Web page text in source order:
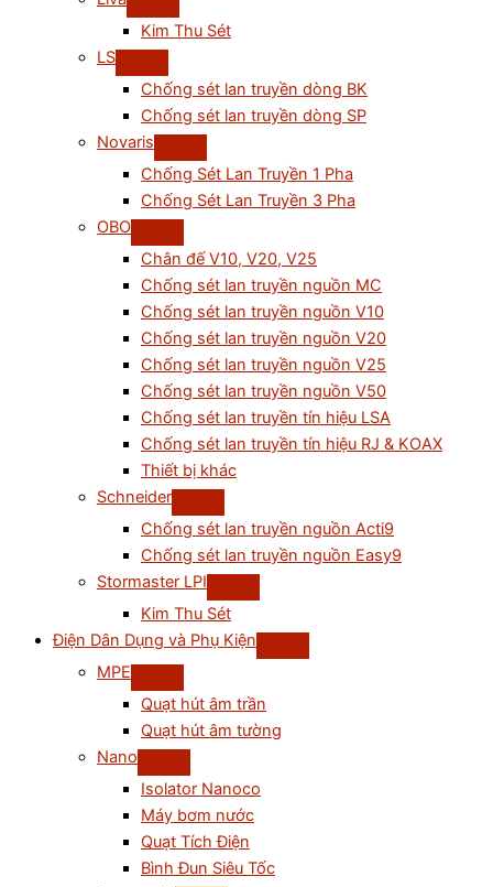
Kim Thu Sét
LS
Chống sét lan truyền dòng BK
Chống sét lan truyền dòng SP
Novaris
Chống Sét Lan Truyền 1 Pha
Chống Sét Lan Truyền 3 Pha
OBO
Chân đế V10, V20, V25
Chống sét lan truyền nguồn MC
Chống sét lan truyền nguồn V10
Chống sét lan truyền nguồn V20
Chống sét lan truyền nguồn V25
Chống sét lan truyền nguồn V50
Chống sét lan truyền tín hiệu LSA
Chống sét lan truyền tín hiệu RJ & KOAX
Thiết bị khác
Schneider
Chống sét lan truyền nguồn Acti9
Chống sét lan truyền nguồn Easy9
Stormaster LPI
Kim Thu Sét
Điện Dân Dụng và Phụ Kiện
MPE
Quạt hút âm trần
Quạt hút âm tường
Nano
Isolator Nanoco
Máy bơm nước
Quạt Tích Điện
Bình Đun Siêu Tốc